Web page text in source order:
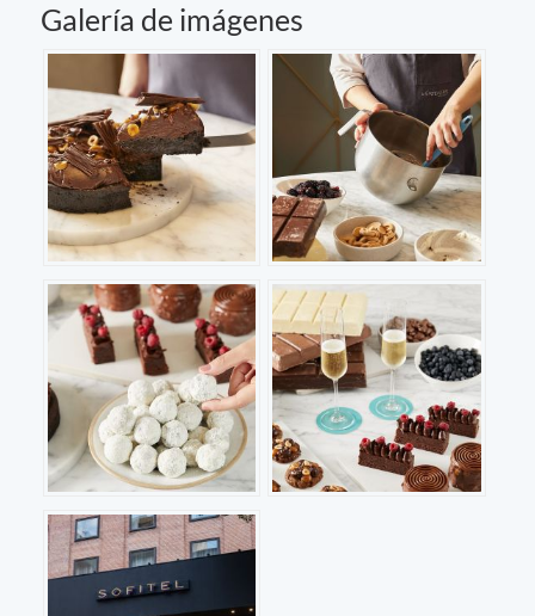
Galería de imágenes